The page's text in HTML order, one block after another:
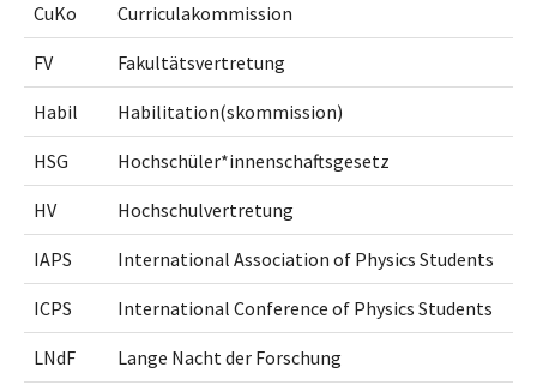
CuKo Curriculakommission
FV Fakultätsvertretung
Habil Habilitation(skommission)
HSG Hochschüler*innenschaftsgesetz
HV Hochschulvertretung
IAPS International Association of Physics Students
ICPS International Conference of Physics Students
LNdF Lange Nacht der Forschung